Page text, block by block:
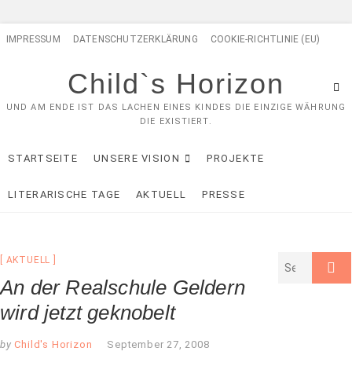
IMPRESSUM DATENSCHUTZERKLÄRUNG COOKIE-RICHTLINIE (EU)
Child`s Horizon
UND AM ENDE IST DAS LACHEN EINES KINDES DIE EINZIGE WÄHRUNG
DIE EXISTIERT.
STARTSEITE UNSERE VISION PROJEKTE
LITERARISCHE TAGE AKTUELL PRESSE
AKTUELL
An der Realschule Geldern
wird jetzt geknobelt
by Child's Horizon September 27, 2008